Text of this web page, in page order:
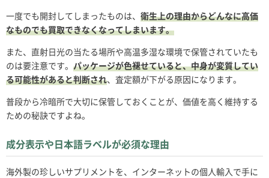
一度でも開封してしまったものは、 衛生上の理由からどんなに高価
なものでも買取できなくなってしまいます。
また、直射日光の当たる場所や高温多湿な環境で保管されていたも
のは要注意です。 パッケージが色褪せていると、中身が変質してい
る可能性があると判断され、査定額が下がる原因になります。
普段から冷暗所で大切に保管しておくことが、価値を高く維持する
ための秘訣ですよね。
成分表示や日本語ラベルが必須な理由
海外製の珍しいサプリメントを、インターネットの個人輸入で手に